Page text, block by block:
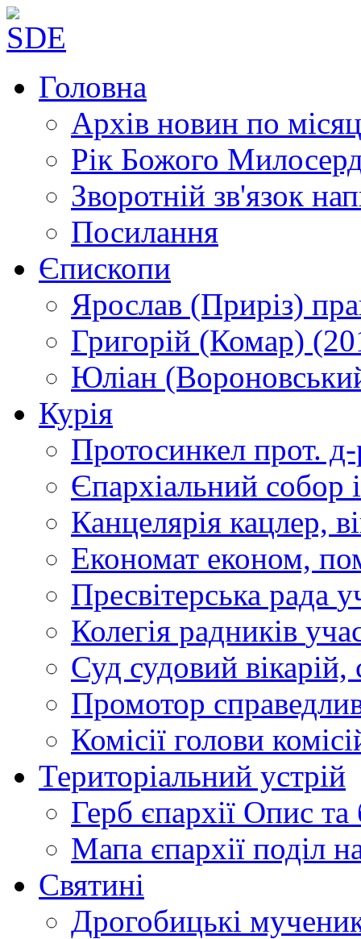
Головна
Архів новин по
Рік Божого
Зворотній зв'язок
Посилання
Єпископи
Ярослав (Приріз)
Григорій (Комар)
Юліан
Курія
Протосинкел прот.
Єпархіальний собор
Канцелярія кацлер,
Економат економ,
Пресвітерська рада
Колегія радників
Суд судовий вікарій,
Промотор
Комісії голови
Територіальний устрій
Герб єпархії Опис та
Мапа єпархії поділ
Святині
Дрогобицькі